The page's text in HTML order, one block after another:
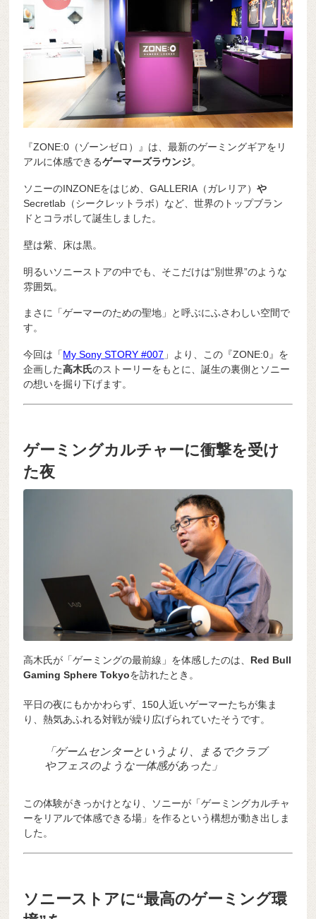
『ZONE:0（ゾーンゼロ）』は、最新のゲーミングギアをリ
アルに体感できるゲーマーズラウンジ。
ソニーのINZONEをはじめ、GALLERIA（ガレリア）や
Secretlab（シークレットラボ）など、世界のトップブラン
ドとコラボして誕生しました。
壁は紫、床は黒。
明るいソニーストアの中でも、そこだけは“別世界”のような
雰囲気。
まさに「ゲーマーのための聖地」と呼ぶにふさわしい空間で
す。
今回は「My Sony STORY #007 」より、この『ZONE:0』を
企画した高木氏のストーリーをもとに、誕生の裏側とソニー
の想いを掘り下げます。
ゲーミングカルチャーに衝撃を受け
た夜
高木氏が「ゲーミングの最前線」を体感したのは、 Red Bull
Gaming Sphere Tokyoを訪れたとき。
平日の夜にもかかわらず、150人近いゲーマーたちが集ま
り、熱気あふれる対戦が繰り広げられていたそうです。
「ゲームセンターというより、まるでクラブ
やフェスのような一体感があった」
この体験がきっかけとなり、ソニーが「ゲーミングカルチャ
ーをリアルで体感できる場」を作るという構想が動き出しま
した。
ソニーストアに“最高のゲーミング環